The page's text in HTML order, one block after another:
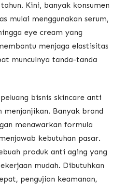
Kini, banyak konsumen
mulai menggunakan serum,
eye cream yang
menjaga elastisitas
munculnya tanda-tanda
bisnis skincare anti
menjanjikan. Banyak brand
menawarkan formula
kebutuhan pasar.
produk anti aging yang
mudah. Dibutuhkan
pengujian keamanan,